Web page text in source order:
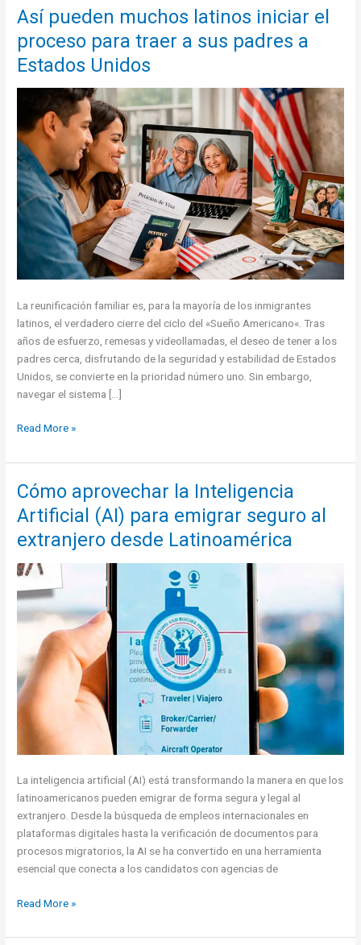
Así pueden muchos latinos iniciar el
proceso para traer a sus padres a
Estados Unidos
La reunificación familiar es, para la mayoría de los inmigrantes
latinos, el verdadero cierre del ciclo del «Sueño Americano«. Tras
años de esfuerzo, remesas y videollamadas, el deseo de tener a los
padres cerca, disfrutando de la seguridad y estabilidad de Estados
Unidos, se convierte en la prioridad número uno. Sin embargo,
navegar el sistema […]
Así
muchos
iniciar
el
proceso
traer
sus
padres
Estados
Unidos
Read More »
Cómo aprovechar la Inteligencia
Artificial (AI) para emigrar seguro al
extranjero desde Latinoamérica
La inteligencia artificial (AI) está transformando la manera en que los
latinoamericanos pueden emigrar de forma segura y legal al
extranjero. Desde la búsqueda de empleos internacionales en
plataformas digitales hasta la verificación de documentos para
procesos migratorios, la AI se ha convertido en una herramienta
esencial que conecta a los candidatos con agencias de
Cómo
la
Read More »